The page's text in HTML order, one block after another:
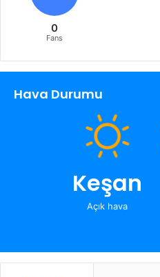
0
Fans
Hava Durumu
Keşan
Açık hava